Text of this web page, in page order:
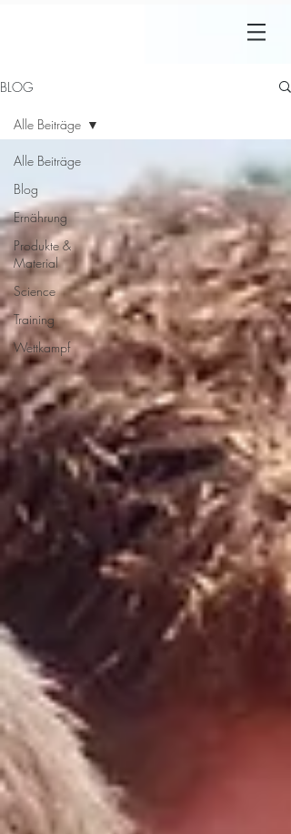
BLOG
Alle Beiträge
Blog
Ernährung
Produkte &
Material
Science
Training
Wettkampf
Alle Beiträge